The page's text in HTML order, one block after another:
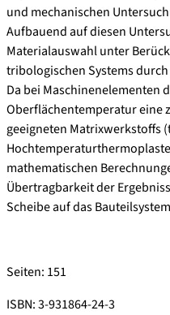
und mechanischen
Aufbauend auf diesen
Materialauswahl unter
tribologischen Systems
Da bei Maschinenelementen
Oberflächentemperatur eine
geeigneten Matrixwerkstoffs
mathematischen
Übertragbarkeit der
Scheibe auf das
Seiten: 151
ISBN: 3-931864-24-3